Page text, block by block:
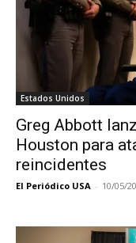
Estados Unidos
Greg Abbott
Houston para
reincidentes
El Periódico USA - 10/05/